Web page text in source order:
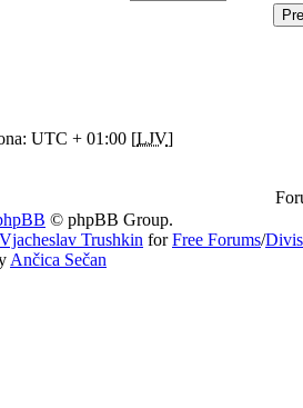
UTC + 01:00 [LJV]
© phpBB Group.
Vjacheslav Trushkin forFree Forums/
Ančica Sečan